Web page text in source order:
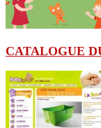
CATALOGUE